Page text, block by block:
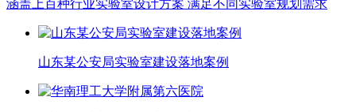
涵盖上百种行业实验室设计方案 满足不同实验室规划需求
山东某公安局实验室建设落地案例